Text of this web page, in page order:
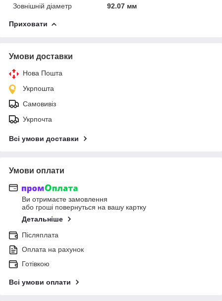
Зовнішній діаметр
92.07 мм
Приховати
Умови доставки
Нова Пошта
Укрпошта
Самовивіз
Укрпочта
Всі умови доставки
Умови оплати
Ви отримаєте замовлення
або гроші повернуться на вашу картку
Детальніше
Післяплата
Оплата на рахунок
Готівкою
Всі умови оплати